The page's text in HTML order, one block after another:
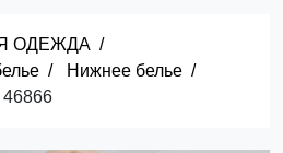
ОДЕЖДА
Нижнее белье
46866